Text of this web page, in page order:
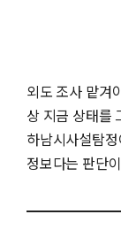
외도 조사 맡겨
상 지금 상태를
하남시사설탐
정보다는 판단